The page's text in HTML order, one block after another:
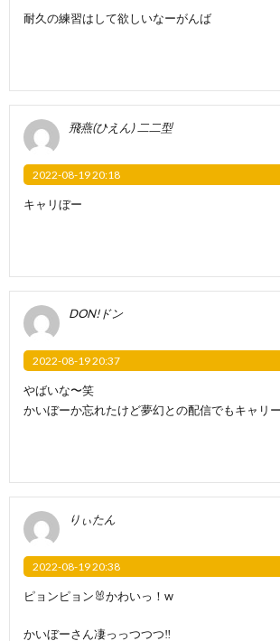
耐久の練習はして欲しいなーがんば
飛燕(ひえん) 二二型
2022-08-19 20:18
キャリぼー
DON!ドン
2022-08-19 20:37
やばいな〜笑
かいぼーか忘れたけど夢幻との配信でもキャリ
りぃたん
2022-08-19 20:38
ピョンピョン🐰かわいっ！w
かいぼーさん凄っっつつつ‼️